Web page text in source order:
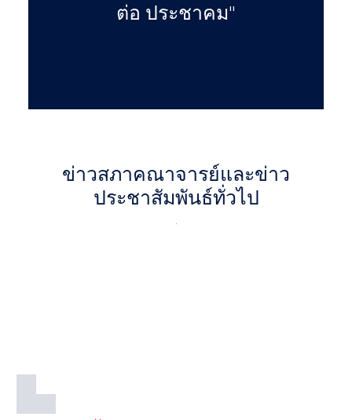
ต่อ ประชาคม"
ข่าวสภาคณาจารย์และข่าว
ประชาสัมพันธ์ทั่วไป
.